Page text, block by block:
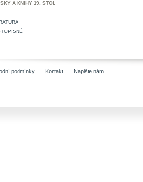
A KNIHY 19. STOL
podmínky Kontakt Napište nám